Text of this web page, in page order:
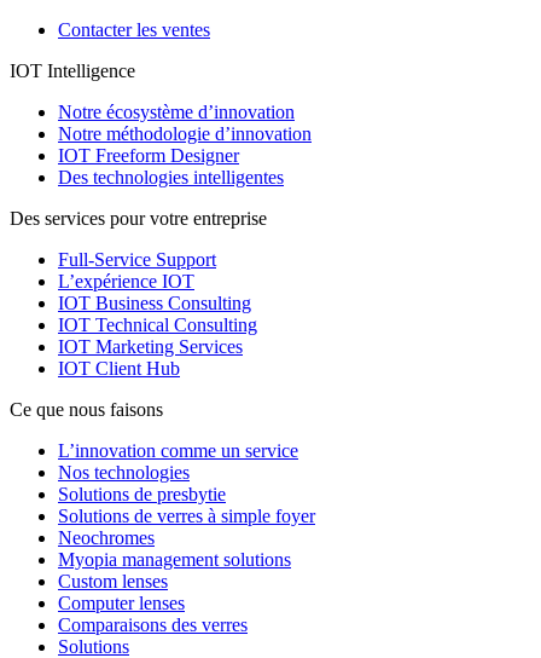
Contacter les ventes
IOT Intelligence
Notre écosystème d’innovation
Notre méthodologie d’innovation
IOT Freeform Designer
Des technologies intelligentes
Des services pour votre entreprise
Full-Service Support
L’expérience IOT
IOT Business Consulting
IOT Technical Consulting
IOT Marketing Services
IOT Client Hub
Ce que nous faisons
L’innovation comme un service
Nos technologies
Solutions de presbytie
Solutions de verres à simple foyer
Neochromes
Myopia management solutions
Custom lenses
Computer lenses
Comparaisons des verres
Solutions